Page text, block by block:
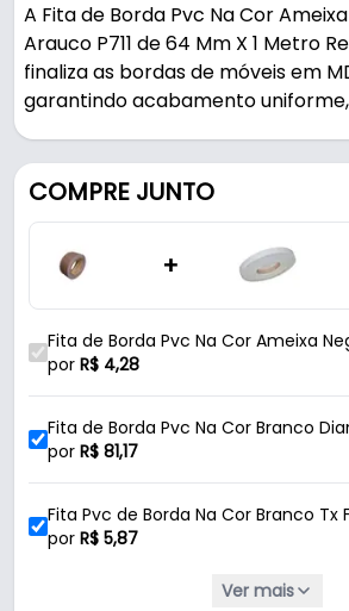
A Fita de Borda Pvc Na Cor
Arauco P711 de 64 Mm X 1 Metro
finaliza as bordas de móveis em
garantindo acabamento
Indicado para madeira / mdf / mdp.
Fabricada em PVC com
resistente e durável no uso diário.
mdf, mdp, compensado.
Características:
- Modelo: 112SU - Arauco
- Linha: Arauco 112SU
- Acabamento: Nature
- Cor: Ameixa Negra
- Comprimento: 5 metros (por
COMPRE JUNTO
+
Fita de Borda Pvc Na Cor Ameixa
P711 de 64 Mm X 1 Metro Rehau
por R$ 4,28
Fita de Borda Pvc Na Cor Branco
Mm X 50 Metros Rehau
por R$ 81,17
Fita Pvc de Borda Na Cor Branco Tx
Mm X 1 Metro
por R$ 5,87
Fita de Borda Pvc Na Cor Branco Tx
Ver mais